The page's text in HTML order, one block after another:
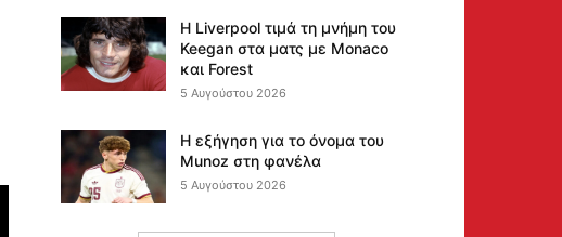
Η Liverpool τιμά τη μνήμη του
Keegan στα ματς με Monaco
και Forest
5 Αυγούστου 2026
Η εξήγηση για το όνομα του
Munoz στη φανέλα
5 Αυγούστου 2026